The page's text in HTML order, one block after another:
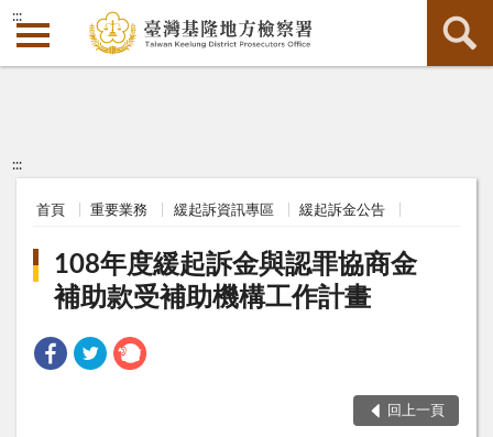
:::
:::
首頁 重要業務 緩起訴資訊專區 緩起訴金公告
108年度緩起訴金與認罪協商金
補助款受補助機構工作計畫
回上一頁